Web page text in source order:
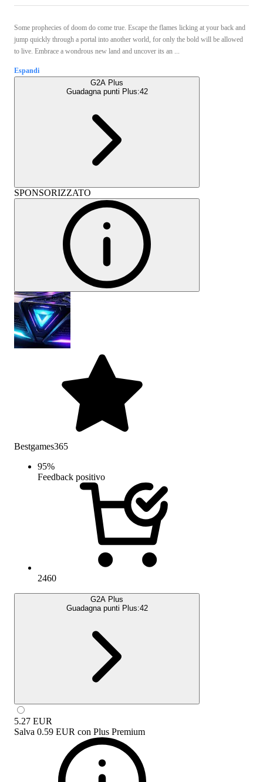
Some prophecies of doom do come true. Escape the flames licking at your back and
jump quickly through a portal into another world, for only the bold will be allowed
to live. Embrace a wondrous new land and uncover its an ...
Espandi
G2A Plus
Guadagna punti Plus:42
SPONSORIZZATO
Bestgames365
95%
Feedback positivo
2460
G2A Plus
Guadagna punti Plus:42
5.27 EUR
Salva 0.59 EUR con Plus Premium